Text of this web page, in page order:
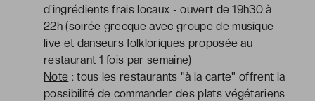
d'ingrédients frais locaux - ouvert de 19h30 à
22h (soirée grecque avec groupe de musique
live et danseurs folkloriques proposée au
restaurant 1 fois par semaine)
Note : tous les restaurants "à la carte" offrent la
possibilité de commander des plats végétariens